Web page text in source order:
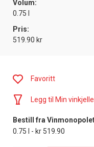
Volum:
0.75 l
Pris:
519.90 kr
Favoritt
Legg til Min
Bestill fra
0.75 l - kr 519.90